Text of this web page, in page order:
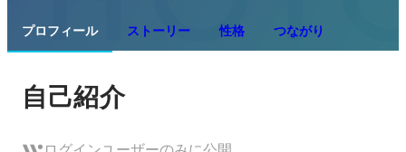
プロフィール ストーリー 性格 つながり
自己紹介